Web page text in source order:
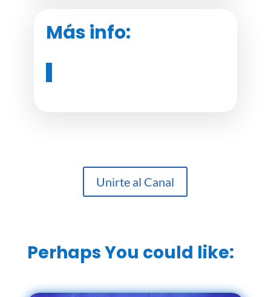
Más info:
Unirte al Canal
Perhaps You could like: